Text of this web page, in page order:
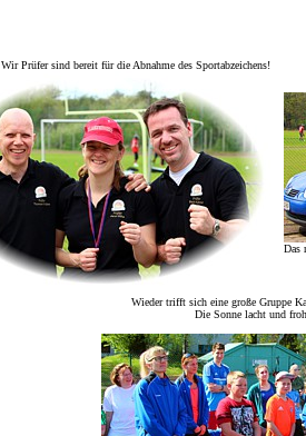
Wir Prüfer sind bereit für die Abnahme des Sportabzeichens!
Das
Wieder trifft sich eine große Gruppe
Die Sonne lacht und